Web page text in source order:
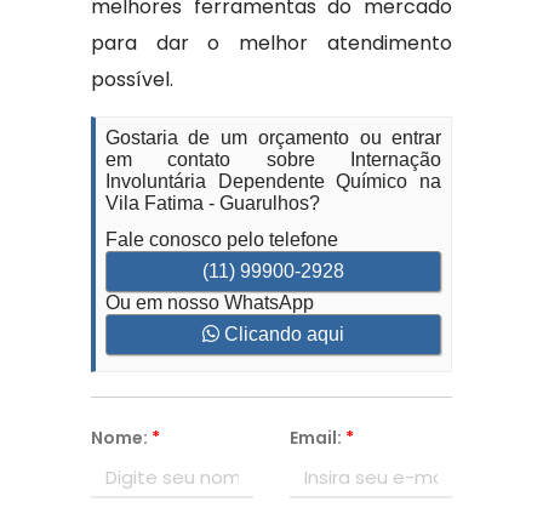
melhores ferramentas do mercado
para dar o melhor atendimento
possível.
Gostaria de um orçamento ou entrar
em contato sobre Internação
Involuntária Dependente Químico na
Vila Fatima - Guarulhos?
Fale conosco pelo telefone
(11) 99900-2928
Ou em nosso WhatsApp
Clicando aqui
Nome: * Email: *